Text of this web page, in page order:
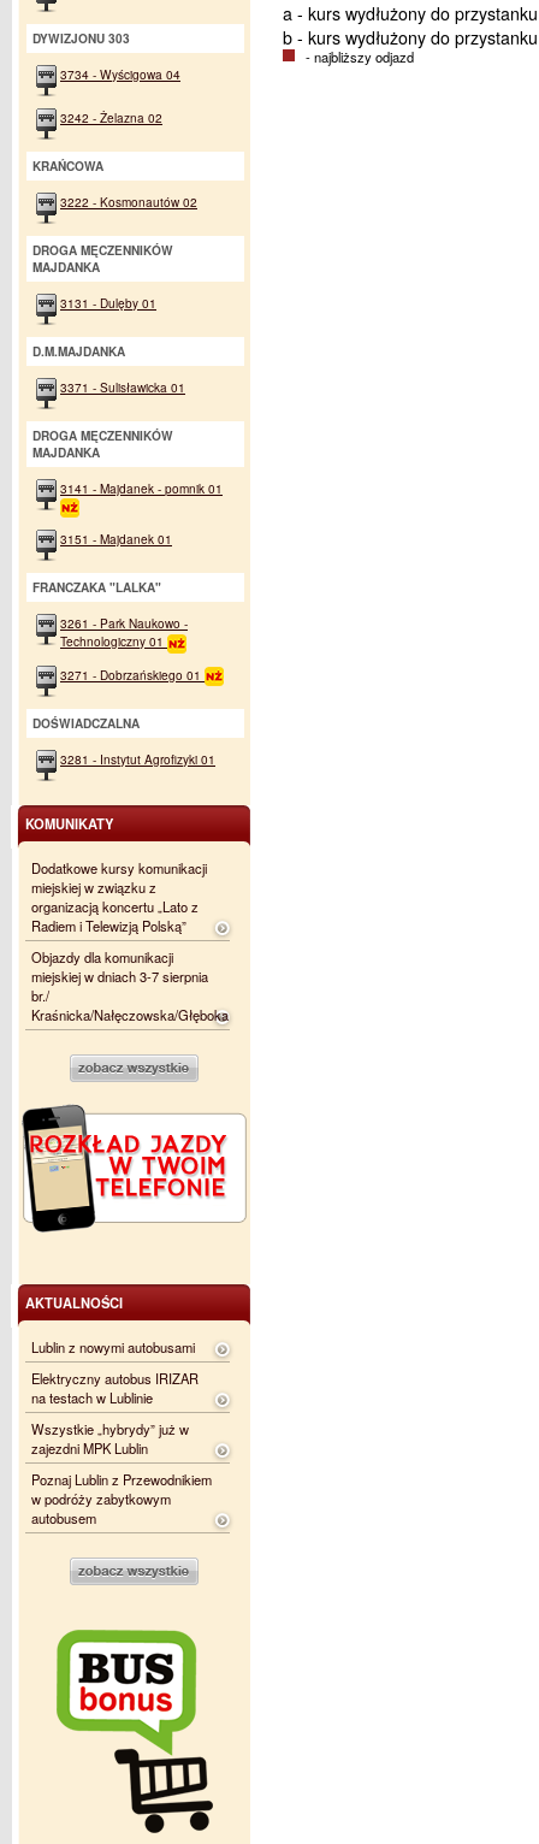
a - kurs wydłużony do
b - kurs wydłużony do
- najbliższy odjazd
DYWIZJONU 303
3734 - Wyścigowa 04
3242 - Żelazna 02
KRAŃCOWA
3222 - Kosmonautów 02
DROGA MĘCZENNIKÓW
MAJDANKA
3131 - Dulęby 01
D.M.MAJDANKA
3371 - Sulisławicka 01
DROGA MĘCZENNIKÓW
MAJDANKA
3141 - Majdanek - pomnik 01
3151 - Majdanek 01
FRANCZAKA "LALKA"
3261 - Park Naukowo -
Technologiczny 01
3271 - Dobrzańskiego 01
DOŚWIADCZALNA
3281 - Instytut Agrofizyki 01
KOMUNIKATY
Dodatkowe kursy komunikacji
miejskiej w związku z
organizacją koncertu „Lato z
Radiem i Telewizją Polską”
Objazdy dla komunikacji
miejskiej w dniach 3-7 sierpnia
br./
Kraśnicka/Nałęczowska/Głęboka
AKTUALNOŚCI
Lublin z nowymi autobusami
Elektryczny autobus IRIZAR
na testach w Lublinie
Wszystkie „hybrydy” już w
zajezdni MPK Lublin
Poznaj Lublin z Przewodnikiem
w podróży zabytkowym
autobusem